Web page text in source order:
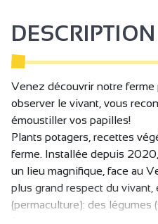
DESCRIPTION
Venez découvrir notre ferme
observer le vivant, vous
émoustiller vos papilles!
Plants potagers, recettes
ferme. Installée depuis
un lieu magnifique, face au
plus grand respect du
(permaculture): des légumes